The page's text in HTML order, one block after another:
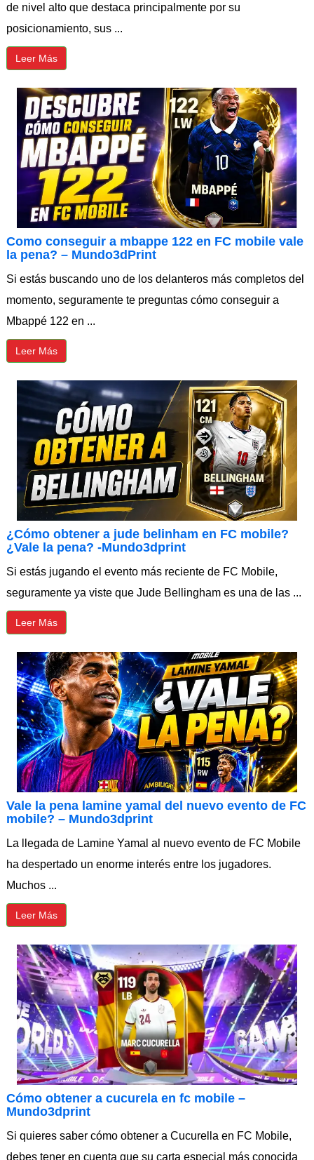
de nivel alto que destaca principalmente por su
posicionamiento, sus ...
Leer Más
Como conseguir a mbappe 122 en FC mobile vale
la pena? – Mundo3dPrint
Si estás buscando uno de los delanteros más completos del
momento, seguramente te preguntas cómo conseguir a
Mbappé 122 en ...
Leer Más
¿Cómo obtener a jude belinham en FC mobile?
¿Vale la pena? -Mundo3dprint
Si estás jugando el evento más reciente de FC Mobile,
seguramente ya viste que Jude Bellingham es una de las ...
Leer Más
Vale la pena lamine yamal del nuevo evento de FC
mobile? – Mundo3dprint
La llegada de Lamine Yamal al nuevo evento de FC Mobile
ha despertado un enorme interés entre los jugadores.
Muchos ...
Leer Más
Cómo obtener a cucurela en fc mobile –
Mundo3dprint
Si quieres saber cómo obtener a Cucurella en FC Mobile,
debes tener en cuenta que su carta especial más conocida